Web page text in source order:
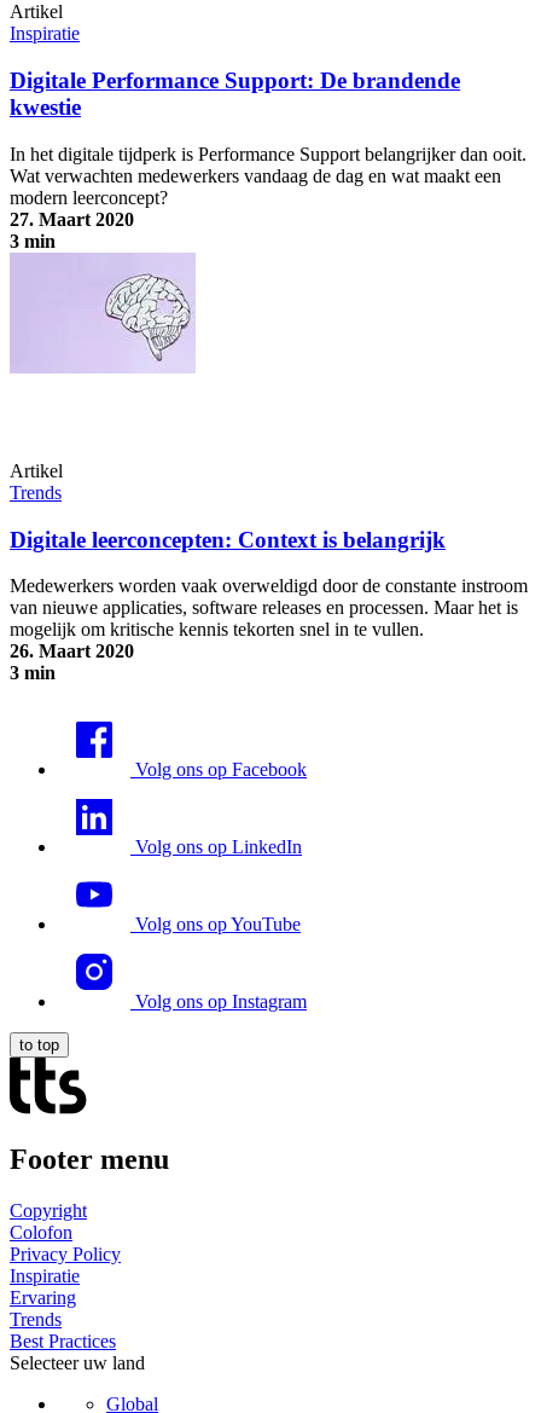
Artikel
Inspiratie
Digitale Performance Support: De brandende
kwestie
In het digitale tijdperk is Performance Support belangrijker dan ooit.
Wat verwachten medewerkers vandaag de dag en wat maakt een
modern leerconcept?
27. Maart 2020
3 min
Artikel
Trends
Digitale leerconcepten: Context is belangrijk
Medewerkers worden vaak overweldigd door de constante instroom
van nieuwe applicaties, software releases en processen. Maar het is
mogelijk om kritische kennis tekorten snel in te vullen.
26. Maart 2020
3 min
Volg ons op Facebook
Volg ons op LinkedIn
Volg ons op YouTube
Volg ons op Instagram
to top
Footer menu
Copyright
Colofon
Privacy Policy
Inspiratie
Ervaring
Trends
Best Practices
Selecteer uw land
Global